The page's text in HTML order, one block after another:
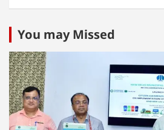
You may Missed